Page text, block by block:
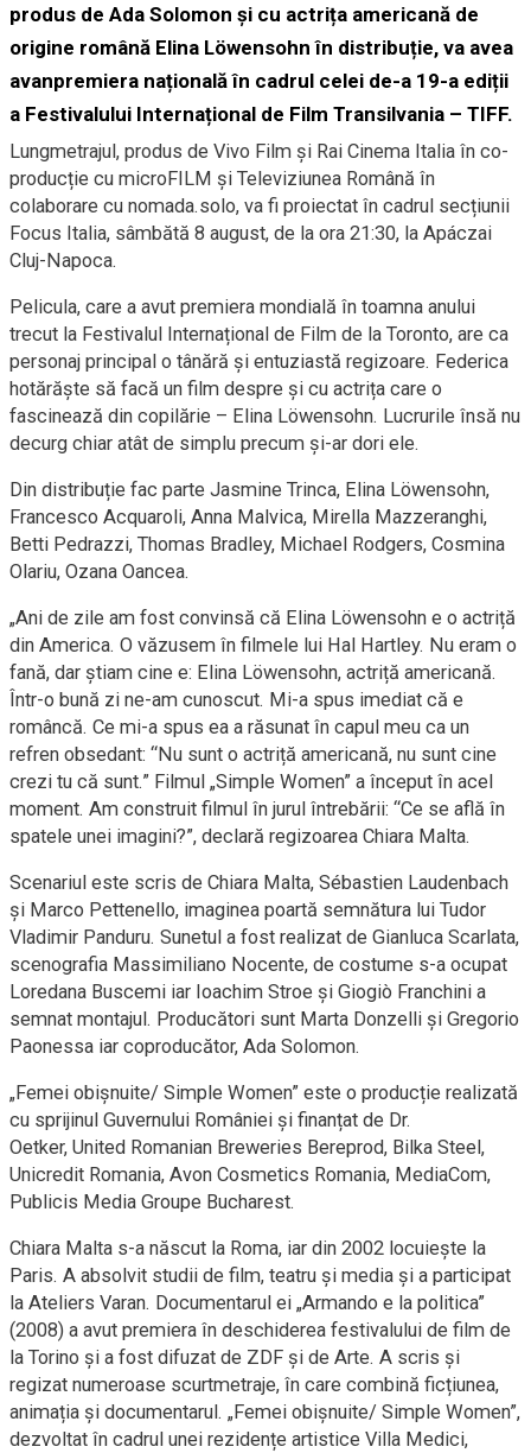
produs de Ada Solomon și cu actrița americană de
origine română Elina Löwensohn în distribuție, va avea
avanpremiera națională în cadrul celei de-a 19-a ediții
a Festivalului Internațional de Film Transilvania – TIFF.
Lungmetrajul, produs de Vivo Film și Rai Cinema Italia în co-
producție cu microFILM și Televiziunea Română în
colaborare cu nomada.solo, va fi proiectat în cadrul secțiunii
Focus Italia, sâmbătă 8 august, de la ora 21:30, la Apáczai
Cluj-Napoca.
Pelicula, care a avut premiera mondială în toamna anului
trecut la Festivalul Internațional de Film de la Toronto, are ca
personaj principal o tânără și entuziastă regizoare. Federica
hotărăște să facă un film despre și cu actrița care o
fascinează din copilărie – Elina Löwensohn. Lucrurile însă nu
decurg chiar atât de simplu precum și-ar dori ele.
Din distribuție fac parte Jasmine Trinca, Elina Löwensohn,
Francesco Acquaroli, Anna Malvica, Mirella Mazzeranghi,
Betti Pedrazzi, Thomas Bradley, Michael Rodgers, Cosmina
Olariu, Ozana Oancea.
„Ani de zile am fost convinsă că Elina Löwensohn e o actriță
din America. O văzusem în filmele lui Hal Hartley. Nu eram o
fană, dar știam cine e: Elina Löwensohn, actriță americană.
Într-o bună zi ne-am cunoscut. Mi-a spus imediat că e
româncă. Ce mi-a spus ea a răsunat în capul meu ca un
refren obsedant: “Nu sunt o actriță americană, nu sunt cine
crezi tu că sunt.” Filmul „Simple Women” a început în acel
moment. Am construit filmul în jurul întrebării: “Ce se află în
spatele unei imagini?”, declară regizoarea Chiara Malta.
Scenariul este scris de Chiara Malta, Sébastien Laudenbach
și Marco Pettenello, imaginea poartă semnătura lui Tudor
Vladimir Panduru. Sunetul a fost realizat de Gianluca Scarlata,
scenografia Massimiliano Nocente, de costume s-a ocupat
Loredana Buscemi iar Ioachim Stroe și Giogiò Franchini a
semnat montajul. Producători sunt Marta Donzelli și Gregorio
Paonessa iar coproducător, Ada Solomon.
„Femei obișnuite/ Simple Women” este o producție realizată
cu sprijinul Guvernului României și finanțat de Dr.
Oetker, United Romanian Breweries Bereprod, Bilka Steel,
Unicredit Romania, Avon Cosmetics Romania, MediaCom,
Publicis Media Groupe Bucharest.
Chiara Malta s-a născut la Roma, iar din 2002 locuiește la
Paris. A absolvit studii de film, teatru și media și a participat
la Ateliers Varan. Documentarul ei „Armando e la politica”
(2008) a avut premiera în deschiderea festivalului de film de
la Torino și a fost difuzat de ZDF și de Arte. A scris și
regizat numeroase scurtmetraje, în care combină ficțiunea,
animația și documentarul. „Femei obișnuite/ Simple Women”,
dezvoltat în cadrul unei rezidențe artistice Villa Medici,